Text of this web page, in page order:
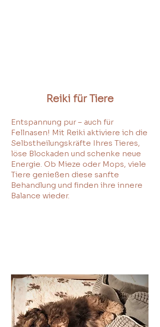
Reiki für Tiere
Entspannung pur – auch für
Fellnasen! Mit Reiki aktiviere ich die
Selbstheilungskräfte Ihres Tieres,
löse Blockaden und schenke neue
Energie. Ob Mieze oder Mops, viele
Tiere genießen diese sanfte
Behandlung und finden ihre innere
Balance wieder.